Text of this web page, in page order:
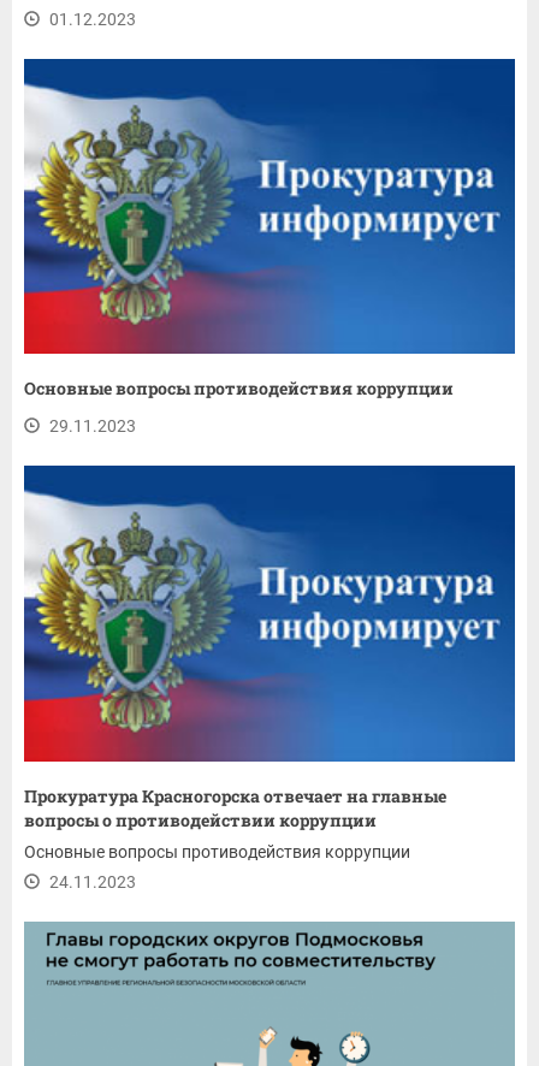
01.12.2023
Основные вопросы противодействия коррупции
29.11.2023
Прокуратура Красногорска отвечает на главные
вопросы о противодействии коррупции
Основные вопросы противодействия коррупции
24.11.2023